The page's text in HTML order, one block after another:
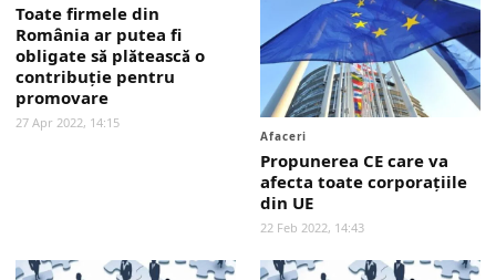
Toate firmele din
România ar putea fi
obligate să plătească o
contribuţie pentru
promovare
27 Apr 2022, 14:15
Afaceri
Propunerea CE care va
afecta toate corporațiile
din UE
22 Feb 2022, 14:43